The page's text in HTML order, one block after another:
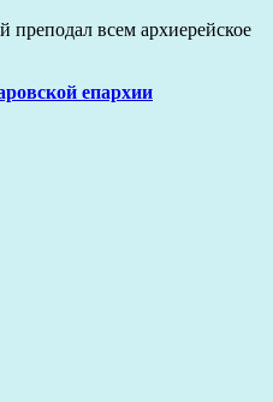
всем архиерейское
епархии